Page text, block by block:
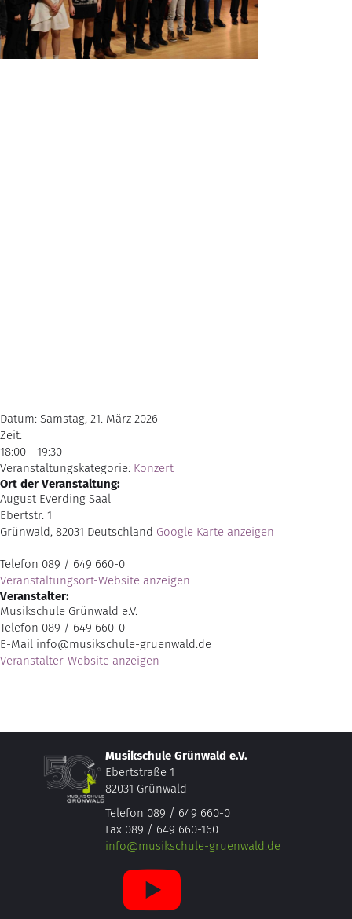
Datum: Samstag, 21. März 2026
Zeit:
18:00 - 19:30
Veranstaltungskategorie: Konzert
Ort der Veranstaltung:
August Everding Saal
Ebertstr. 1
Grünwald, 82031 Deutschland Google Karte anzeigen
Telefon 089 / 649 660-0
Veranstaltungsort-Website anzeigen
Veranstalter:
Musikschule Grünwald e.V.
Telefon 089 / 649 660-0
E-Mail info@musikschule-gruenwald.de
Veranstalter-Website anzeigen
Musikschule Grünwald e.V.
Ebertstraße 1
82031 Grünwald
Telefon 089 / 649 660-0
Fax 089 / 649 660-160
info@musikschule-gruenwald.de